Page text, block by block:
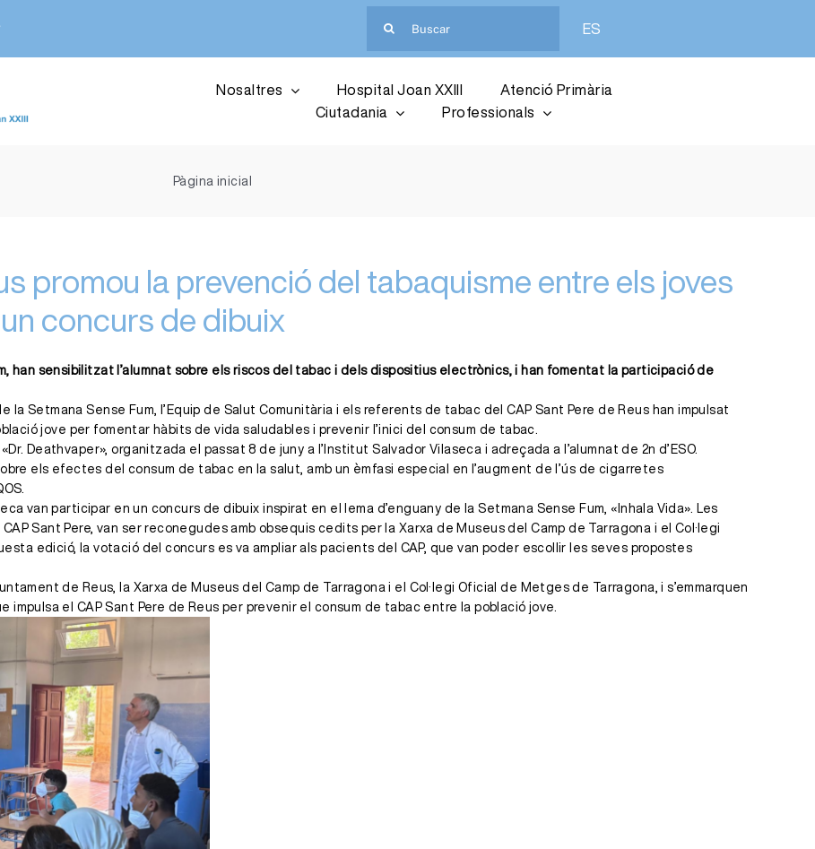
ES
Nosaltres Hospital Joan XXIII
Atenció Primària
Ciutadania
Professionals
Pàgina inicial
promou la prevenció del tabaquisme entre els joves
concurs de dibuix
han sensibilitzat l’alumnat sobre els riscos del tabac i dels dispositius electrònics, i han fomentat la participació de
la Setmana Sense Fum, l’Equip de Salut Comunitària i els referents de tabac del CAP Sant Pere de Reus han impulsat
jove per fomentar hàbits de vida saludables i prevenir l’inici del consum de tabac.
Deathvaper», organitzada el passat 8 de juny a l’Institut Salvador Vilaseca i adreçada a l’alumnat de 2n d’ESO.
els efectes del consum de tabac en la salut, amb un èmfasi especial en l’augment de l’ús de cigarretes
van participar en un concurs de dibuix inspirat en el lema d’enguany de la Setmana Sense Fum, «Inhala Vida». Les
Sant Pere, van ser reconegudes amb obsequis cedits per la Xarxa de Museus del Camp de Tarragona i el Col·legi
edició, la votació del concurs es va ampliar als pacients del CAP, que van poder escollir les seves propostes
de Reus, la Xarxa de Museus del Camp de Tarragona i el Col·legi Oficial de Metges de Tarragona, i s’emmarquen
impulsa el CAP Sant Pere de Reus per prevenir el consum de tabac entre la població jove.